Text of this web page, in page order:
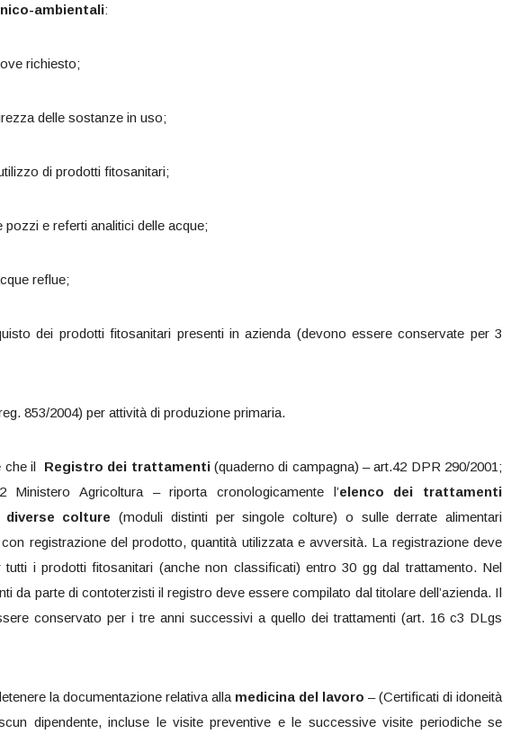
ambientali:
richiesto;
delle sostanze in uso;
di prodotti fitosanitari;
pozzi e referti analitici delle acque;
reflue;
dei prodotti fitosanitari presenti in azienda (devono essere conservate per 3
853/2004) per attività di produzione primaria.
che il Registro dei trattamenti(quaderno di campagna) – art.42 DPR 290/2001;
Ministero Agricoltura – riporta cronologicamente l’elenco dei trattamenti
colture (moduli distinti per singole colture) o sulle derrate alimentari
registrazione del prodotto, quantità utilizzata e avversità. La registrazione deve
tutti i prodotti fitosanitari (anche non classificati) entro 30 gg dal trattamento. Nel
da parte di contoterzisti il registro deve essere compilato dal titolare dell’azienda. Il
conservato per i tre anni successivi a quello dei trattamenti (art. 16 c3 DLgs
la documentazione relativa alla medicina del lavoro – (Certificati di idoneità
dipendente, incluse le visite preventive e le successive visite periodiche se